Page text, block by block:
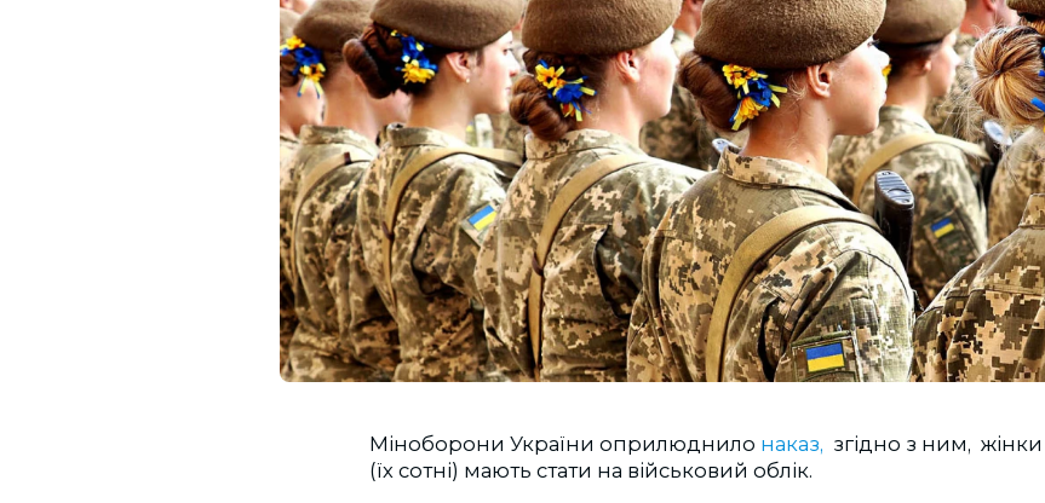
Міноборони України оприлюднило наказ, згідно з ним,
(їх сотні) мають стати на військовий облік.